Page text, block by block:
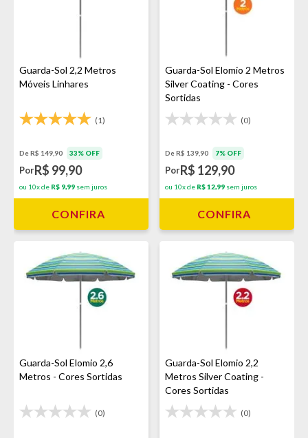
Guarda-Sol 2,2 Metros
Móveis Linhares
(1)
De R$ 149,90 33% OFF
PorR$ 99,90
ou 10x de R$ 9,99 sem juros
CONFIRA
Guarda-Sol Elomio 2 Metros
Silver Coating - Cores
Sortidas
(0)
De R$ 139,90 7% OFF
PorR$ 129,90
ou 10x de R$ 12,99 sem juros
CONFIRA
Guarda-Sol Elomio 2,6
Metros - Cores Sortidas
(0)
Guarda-Sol Elomio 2,2
Metros Silver Coating -
Cores Sortidas
(0)